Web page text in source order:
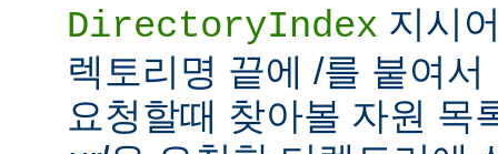
DirectoryIndex 지시
렉토리명 끝에 /를 붙여
요청할때 찾아볼 자원 목